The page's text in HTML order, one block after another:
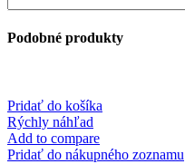
Podobné produkty
Pridať do košíka
Rýchly náhľad
Add to compare
Pridať do nákupného zoznamu